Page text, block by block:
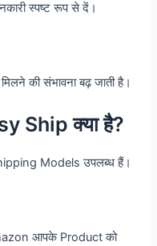
स्पष्ट रूप से दें।
की संभावना बढ़ जाती है।
Ship क्या है?
Models उपलब्ध हैं।
आपके Product को